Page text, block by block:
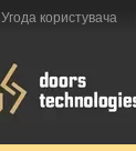
Угода користувача